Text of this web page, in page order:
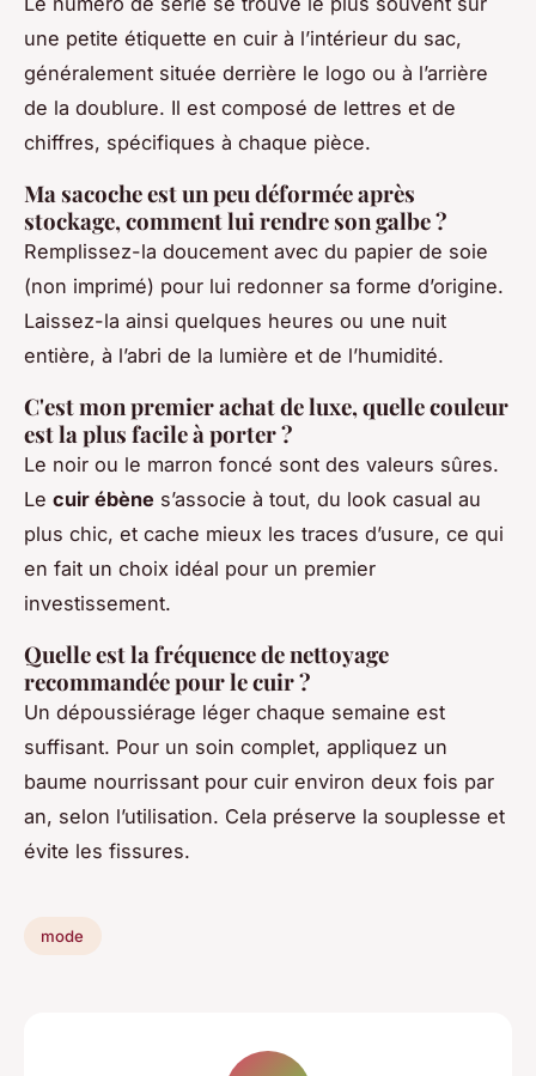
une petite étiquette en cuir à l’intérieur du sac,
généralement située derrière le logo ou à l’arrière
de la doublure. Il est composé de lettres et de
chiffres, spécifiques à chaque pièce.
Ma sacoche est un peu déformée après
stockage, comment lui rendre son galbe ?
Remplissez-la doucement avec du papier de soie
(non imprimé) pour lui redonner sa forme d’origine.
Laissez-la ainsi quelques heures ou une nuit
entière, à l’abri de la lumière et de l’humidité.
C'est mon premier achat de luxe, quelle couleur
est la plus facile à porter ?
Le noir ou le marron foncé sont des valeurs sûres.
Le cuir ébène s’associe à tout, du look casual au
plus chic, et cache mieux les traces d’usure, ce qui
en fait un choix idéal pour un premier
investissement.
Quelle est la fréquence de nettoyage
recommandée pour le cuir ?
Un dépoussiérage léger chaque semaine est
suffisant. Pour un soin complet, appliquez un
baume nourrissant pour cuir environ deux fois par
an, selon l’utilisation. Cela préserve la souplesse et
évite les fissures.
mode